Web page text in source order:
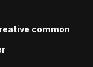
common